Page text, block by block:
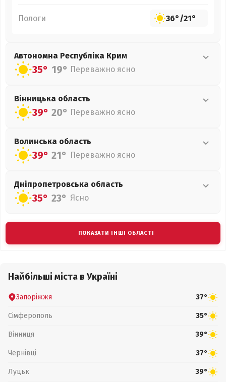
Пологи 36°/21°
Автономна Республіка Крим
35° 19° Переважно ясно
Вінницька область
39° 20° Переважно ясно
Волинська область
39° 21° Переважно ясно
Дніпропетровська область
35° 23° Ясно
ПОКАЗАТИ ІНШІ ОБЛАСТІ
Найбільші міста в Україні
Запоріжжя 37°
Сімферополь 35°
Вінниця 39°
Чернівці 37°
Луцьк 39°